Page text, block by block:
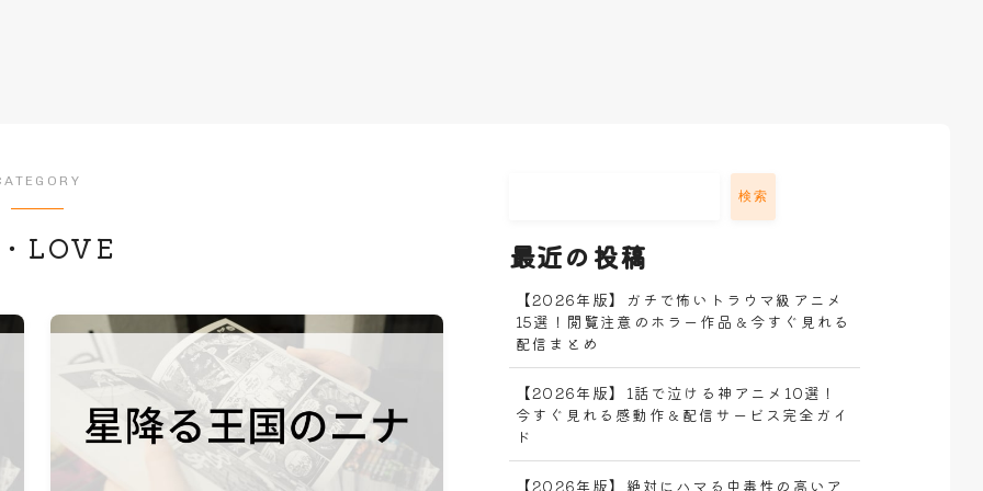
LOVE
検索
最近の投稿
【2026年版】ガチで怖いトラウマ級アニメ
15選！閲覧注意のホラー作品＆今すぐ見れる
配信まとめ
【2026年版】1話で泣ける神アニメ10選！
今すぐ見れる感動作＆配信サービス完全ガイ
ド
【2026年版】絶対にハマる中毒性の高いア